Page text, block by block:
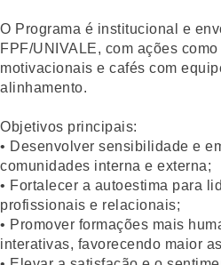
O Programa é institucional e
FPF/UNIVALE, com ações
motivacionais e cafés com
alinhamento.
Objetivos principais:
• Desenvolver sensibilidade e
comunidades interna e externa;
• Fortalecer a autoestima para
profissionais e relacionais;
• Promover formações mais
interativas, favorecendo maior